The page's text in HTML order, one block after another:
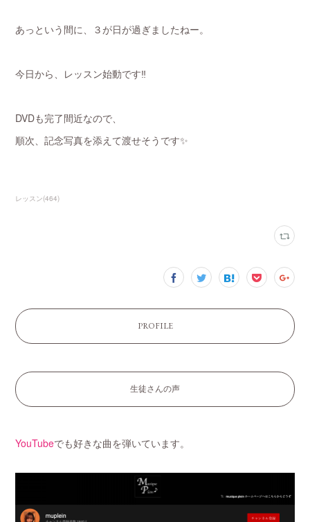
あっという間に、３が日が過ぎましたねー。
今日から、レッスン始動です‼️
DVDも完了間近なので、
順次、記念写真を添えて渡せそうです✨
レッスン(464)
PROFILE
生徒さんの声
YouTubeでも好きな曲を弾いています。